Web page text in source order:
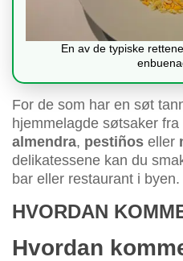
En av de typiske
For de som har en søt
hjemmelagde søtsaker
almendra, pestiños eller
delikatessene kan du
bar eller restaurant i byen.
HVORDAN
Hvordan